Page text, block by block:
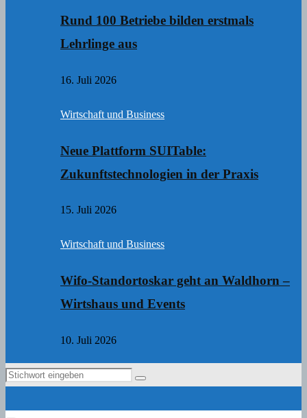
Rund 100 Betriebe bilden erstmals
Lehrlinge aus
16. Juli 2026
Wirtschaft und Business
Neue Plattform SUITable:
Zukunftstechnologien in der Praxis
15. Juli 2026
Wirtschaft und Business
Wifo-Standortoskar geht an Waldhorn –
Wirtshaus und Events
10. Juli 2026
Search
Search